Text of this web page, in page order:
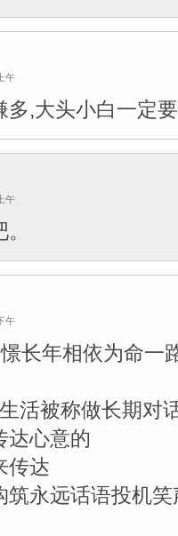
午
多,大头小白一定
午
午
长年相依为命一
活被称做长期对
达心意的
传达
筑永远话语投机